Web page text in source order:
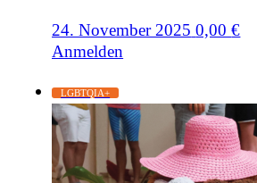
24. November 2025 0,00€
Anmelden
LGBTQIA+